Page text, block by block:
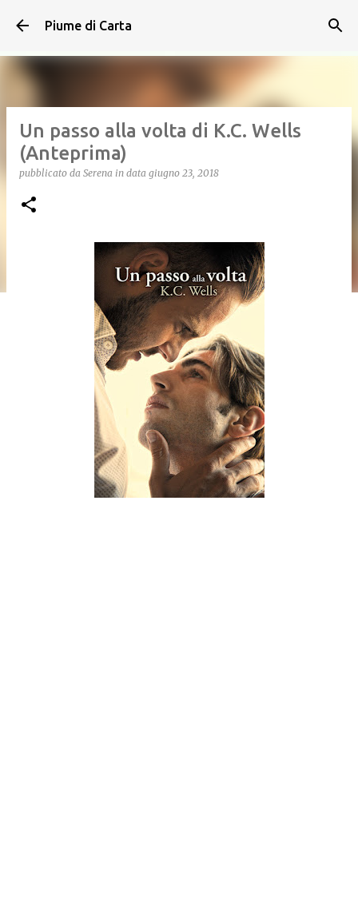
Passa ai contenuti principali
Piume di Carta
Un passo alla volta di K.C. Wells
(Anteprima)
pubblicato da Serena in data giugno 23, 2018